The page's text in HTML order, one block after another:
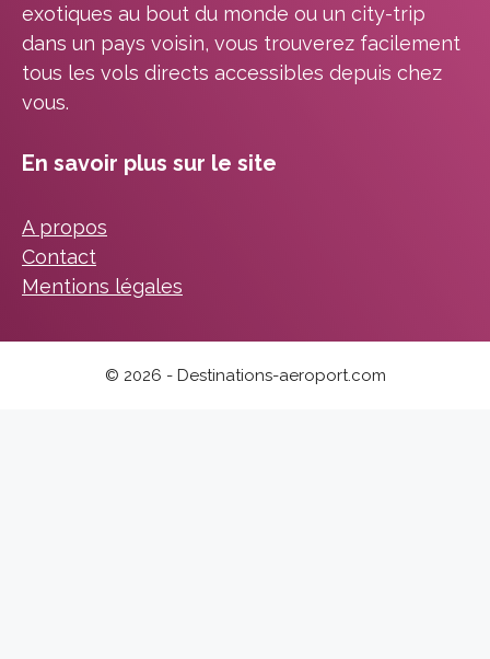
exotiques au bout du monde ou un city-trip
dans un pays voisin, vous trouverez facilement
tous les vols directs accessibles depuis chez
vous.
En savoir plus sur le site
A propos
Contact
Mentions légales
© 2026 - Destinations-aeroport.com